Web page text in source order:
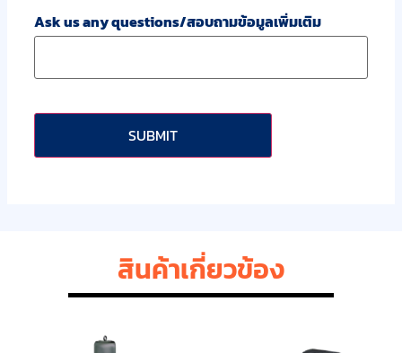
Ask us any questions/สอบถามข้อมูลเพิ่มเติม
สินค้าเกี่ยวข้อง